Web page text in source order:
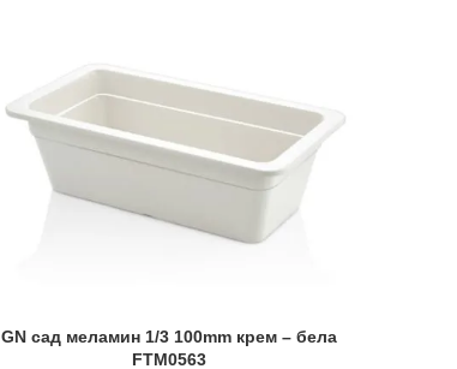
GN сад меламин 1/3 100mm крем – бела
FTM0563